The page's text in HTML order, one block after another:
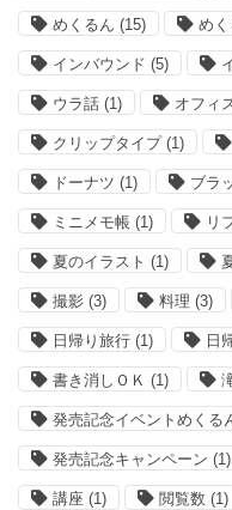
めくるん (15) め
インバウンド (5)
ウラ話 (1) オフィ
クリップタイプ(1)
ドーナツ (1) ブラ
ミニメモ帳 (1) リ
夏のイラスト (1)
撮影 (3) 料理 (3)
日帰り旅行 (1) 日
書き消しＯＫ (1)
発売記念イベントめくる
発売記念キャンペーン (1)
講座 (1) 閲覧数 (1)